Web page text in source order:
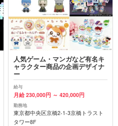
人気ゲーム・マンガなど有名キ
ャラクター商品の企画デザイナ
ー
給与
月給 230,000円 ～ 420,000円
勤務地
東京都中央区京橋2-1-3京橋トラスト
タワー8F